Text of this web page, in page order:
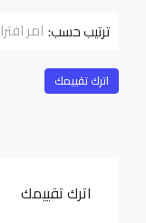
ترتيب حسب: امر
اترك تقييمك
اترك تقييمك